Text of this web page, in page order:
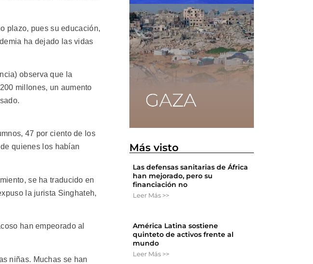
plazo, pues su educación,
ha dejado las vidas
observa que la
millones, un aumento
47 por ciento de los
quienes los habían
se ha traducido en
la jurista Singhateh,
han empeorado al
niñas. Muchas se han
Más visto
Las defensas sanitarias de África
han mejorado, pero su
financiación no
Leer Más >>
América Latina sostiene
quinteto de activos frente al
mundo
Leer Más >>